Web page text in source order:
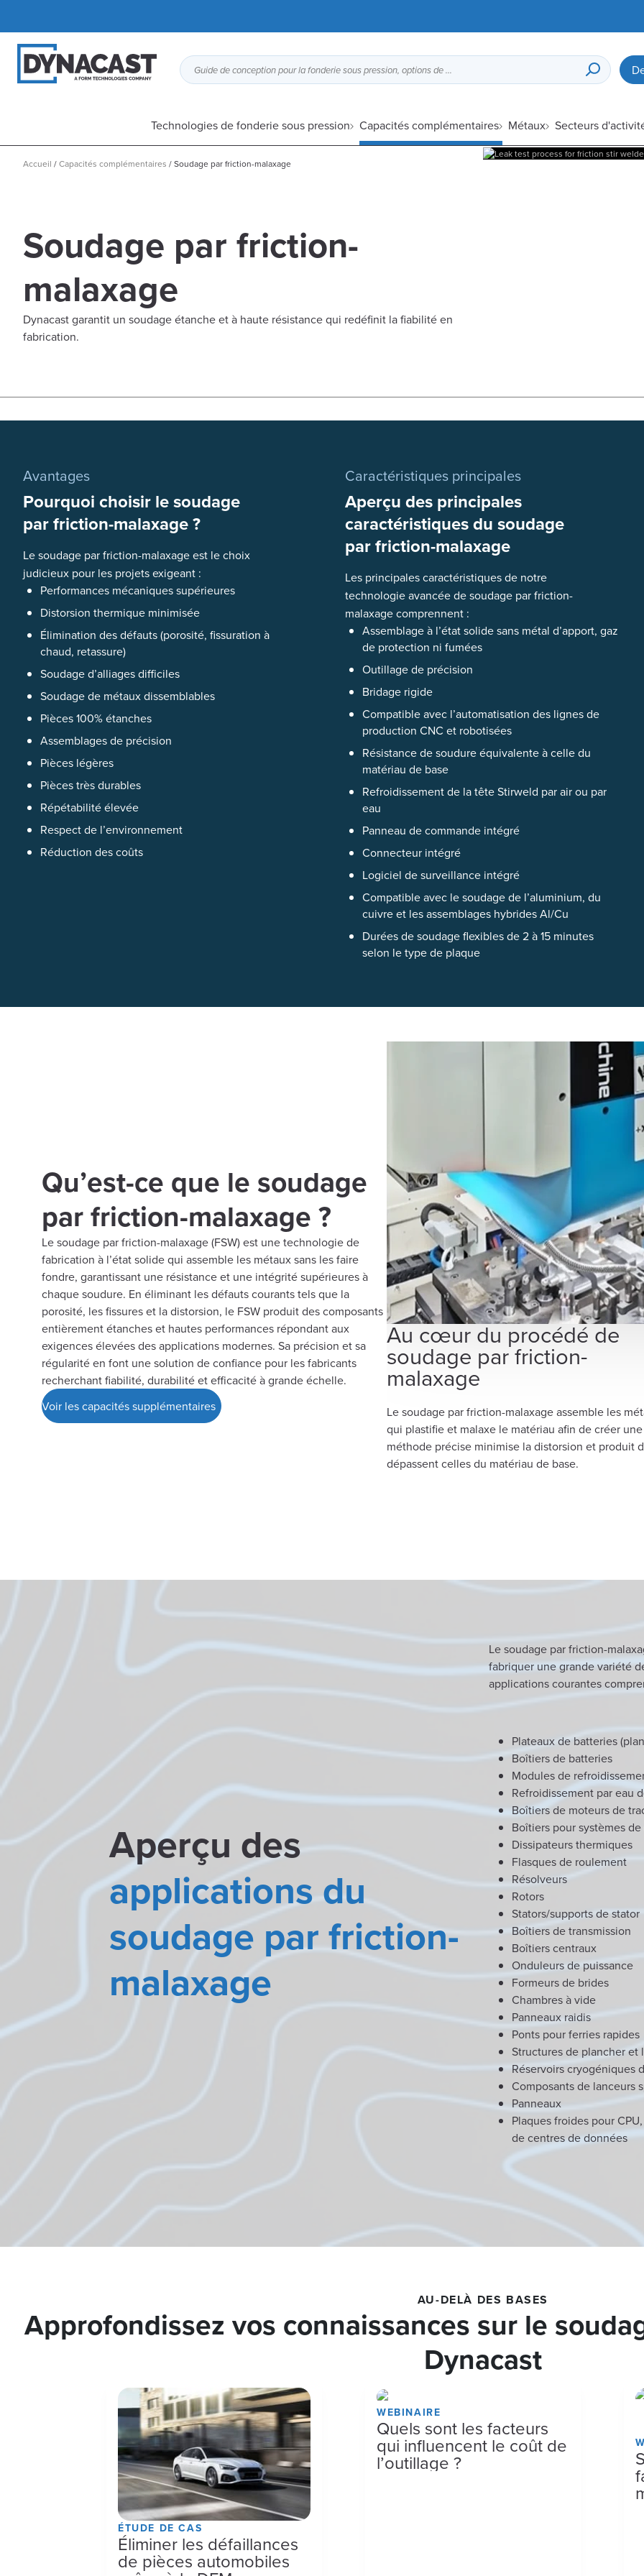
Guide de conception pour la fonderie sous pression, options de finition de surface, etc.
Technologies de fonderie sous pression Capacités complémentaires Métaux Secteurs
Accueil /Capacités complémentaires /Soudage par friction-malaxage
Soudage par friction-
malaxage
Dynacast garantit un soudage étanche et à haute résistance qui redéfinit la fiabilité en
fabrication.
Avantages
Pourquoi choisir le soudage
par friction-malaxage ?
Le soudage par friction-malaxage est le choix
judicieux pour les projets exigeant :
Performances mécaniques supérieures
Distorsion thermique minimisée
Élimination des défauts (porosité, fissuration à
chaud, retassure)
Soudage d’alliages difficiles
Soudage de métaux dissemblables
Pièces 100% étanches
Assemblages de précision
Pièces légères
Pièces très durables
Répétabilité élevée
Respect de l’environnement
Réduction des coûts
Caractéristiques principales
Aperçu des principales
caractéristiques du soudage
par friction-malaxage
Les principales caractéristiques de notre
technologie avancée de soudage par friction-
malaxage comprennent :
Assemblage à l’état solide sans métal d’apport, gaz
de protection ni fumées
Outillage de précision
Bridage rigide
Compatible avec l’automatisation des lignes de
production CNC et robotisées
Résistance de soudure équivalente à celle du
matériau de base
Refroidissement de la tête Stirweld par air ou par
eau
Panneau de commande intégré
Connecteur intégré
Logiciel de surveillance intégré
Compatible avec le soudage de l’aluminium, du
cuivre et les assemblages hybrides Al/Cu
Durées de soudage flexibles de 2 à 15 minutes
selon le type de plaque
Qu’est-ce que le soudage
par friction-malaxage ?
Le soudage par friction-malaxage (FSW) est une technologie de
fabrication à l’état solide qui assemble les métaux sans les faire
fondre, garantissant une résistance et une intégrité supérieures à
chaque soudure. En éliminant les défauts courants tels que la
porosité, les fissures et la distorsion, le FSW produit des composants
entièrement étanches et hautes performances répondant aux
exigences élevées des applications modernes. Sa précision et sa
régularité en font une solution de confiance pour les fabricants
recherchant fiabilité, durabilité et efficacité à grande échelle.
Voir les capacités supplémentaires
Au cœur du procédé de
soudage par friction-
malaxage
Le soudage par friction-malaxage assemble les
qui plastifie et malaxe le matériau afin de créer
méthode précise minimise la distorsion et produit
dépassent celles du matériau de base.
Aperçu des
applications du
soudage par friction-
malaxage
Le soudage par friction-
fabriquer une grande variété
applications courantes
Plateaux de batteries
Boîtiers de batteries
Modules de
Refroidissement par eau
Boîtiers de moteurs de
Boîtiers pour systèmes
Dissipateurs thermiques
Flasques de roulement
Résolveurs
Rotors
Stators/supports de stator
Boîtiers de transmission
Boîtiers centraux
Onduleurs de puissance
Formeurs de brides
Chambres à vide
Panneaux raidis
Ponts pour ferries rapides
Structures de plancher et
Réservoirs cryogéniques
Composants de lanceurs
Panneaux
Plaques froides pour
de centres de données
AU-DELÀ DES BASES
Approfondissez vos connaissances sur le
Dynacast
ÉTUDE DE CAS
Éliminer les défaillances
de pièces automobiles
WEBINAIRE
Quels sont les facteurs
qui influencent le coût de
l’outillage ?